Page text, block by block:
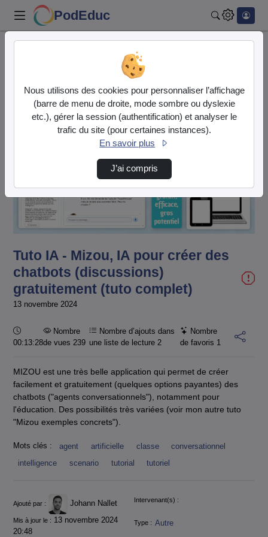
PodEduc
Tuto IA - Mizou, IA pour créer des chatbots …
Lire
vidéo
Tuto IA - Mizou, IA pour créer des
chatbots (discussions)
gratuitement (tuto complet)
13 novembre 2024
Durée :
00:13:28
Nombre
de vues 239
Nombre d’ajouts dans
une liste de lecture 2
Nombre
de favoris 1
MIZOU est une très belle application qui permet de créer
facilement et gratuitement (quelques options payantes) des
chatbots ("agents conversationnels"), notamment pour
l'éducation. Des possibilités très variées (voir mon autre tuto
"Mizou exemples concrets").
Mots clés : agent artificielle classe
conversationnel
intelligence
scenario tutorial tutoriel
Informations
Ajouté par : Johann Nallet Intervenant(s) :
Mis à jour le : 13 novembre 2024
20:48
Type : Autre
Nous utilisons des cookies pour personnaliser l’affichage
(barre de menu de droite, mode sombre ou dyslexie
etc.), gérer la session (authentification) et analyser le
trafic du site (pour certaines instances).
En savoir plus
J’ai compris